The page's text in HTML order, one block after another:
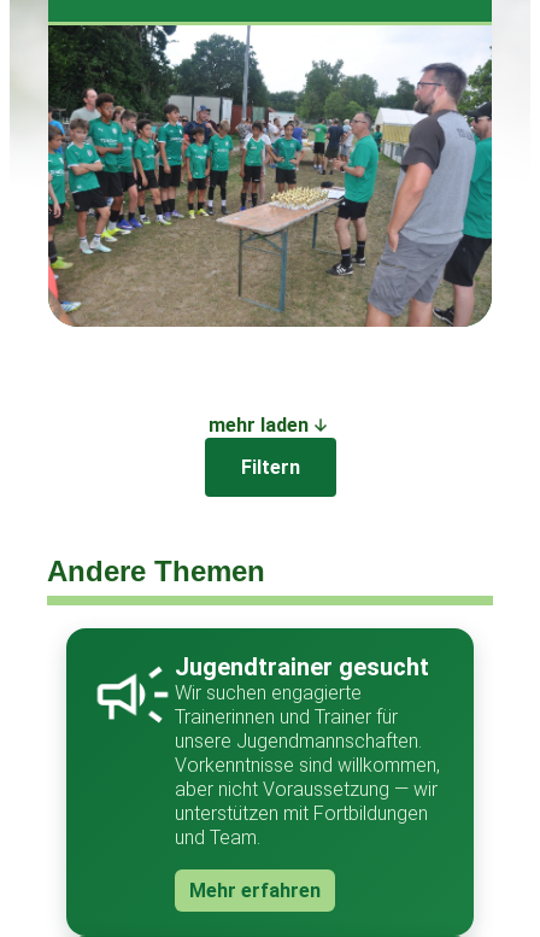
mehr laden
Filtern
Andere Themen
Jugendtrainer gesucht
Wir suchen engagierte
Trainerinnen und Trainer für
unsere Jugendmannschaften.
Vorkenntnisse sind willkommen,
aber nicht Voraussetzung — wir
unterstützen mit Fortbildungen
und Team.
Mehr erfahren